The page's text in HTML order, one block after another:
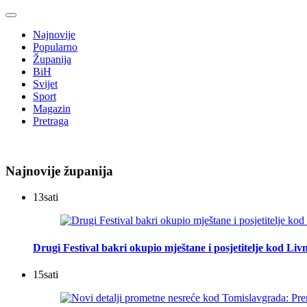
Najnovije
Popularno
Županija
BiH
Svijet
Sport
Magazin
Pretraga
Najnovije županija
13sati
Drugi Festival bakri okupio mještane i posjetitelje kod
15sati